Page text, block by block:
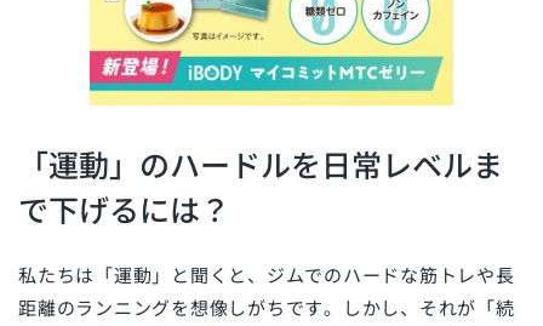
「運動」のハードルを日常レベルま
で下げるには？
私たちは「運動」と聞くと、ジムでのハードな筋トレや長
距離のランニングを想像しがちです。しかし、それが「続